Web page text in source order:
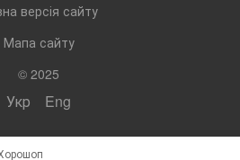
версія сайту
Мапа сайту
© 2025
Укр Eng